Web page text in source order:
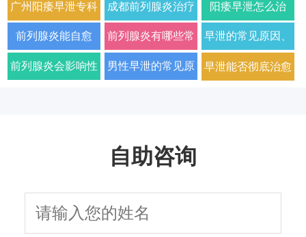
广州阳痿早泄专科
门诊哪家好正规男
科医院排名
成都前列腺炎治疗
哪家男科医院好
2026年口碑推荐
阳痿早泄怎么治
疗？2026年男科专
家详解病因与科学
前列腺炎能自愈
吗？2026年科学治
前列腺炎有哪些常
见症状以及如何科
早泄的常见原因、
症状及改善方法全
前列腺炎会影响性 男性早泄的常见原 早泄能否彻底治愈
自助咨询